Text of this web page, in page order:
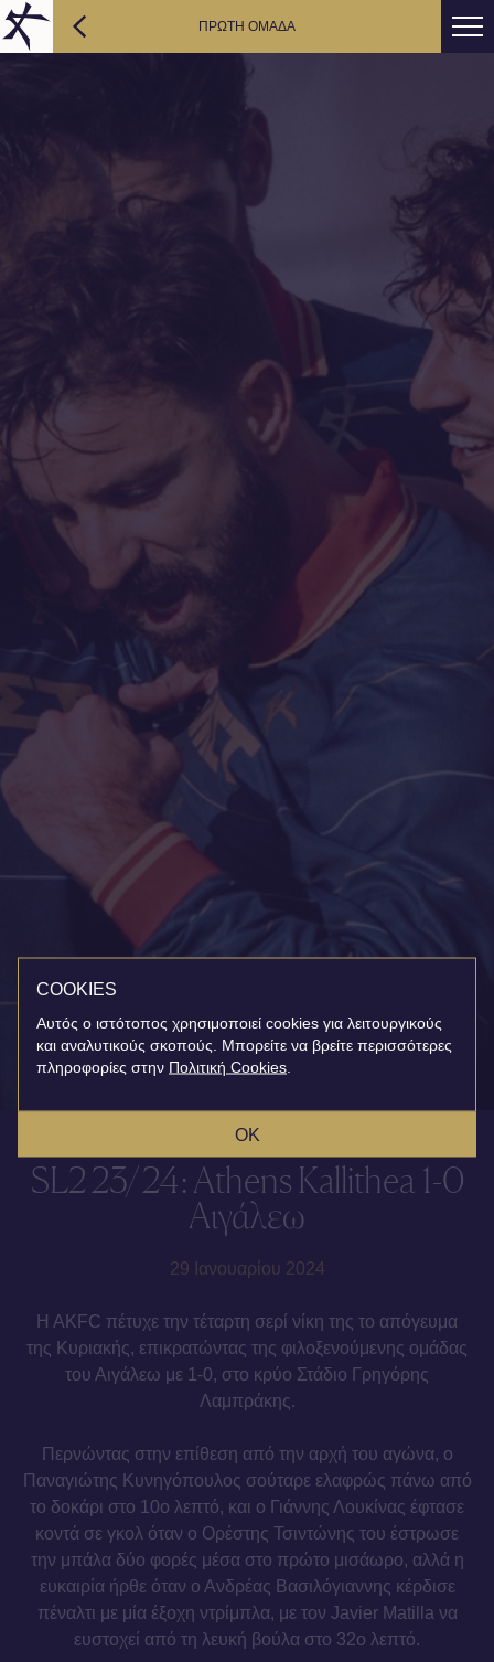
ΠΡΩΤΗ ΟΜΑΔΑ
SL2 23/24: Athens Kallithea 1-0
Αιγάλεω
29 Ιανουαρίου 2024
H AKFC πέτυχε την τέταρτη σερί νίκη της το απόγευμα
της Κυριακής, επικρατώντας της φιλοξενούμενης ομάδας
του Αιγάλεω με 1-0, στο κρύο Στάδιο Γρηγόρης
Λαμπράκης.
Περνώντας στην επίθεση από την αρχή του αγώνα, ο
Παναγιώτης Κυνηγόπουλος σούταρε ελαφρώς πάνω από
το δοκάρι στο 10ο λεπτό, και ο Γιάννης Λουκίνας έφτασε
κοντά σε γκολ όταν ο Ορέστης Τσιντώνης του έστρωσε
την μπάλα δύο φορές μέσα στο πρώτο μισάωρο, αλλά η
ευκαιρία ήρθε όταν ο Ανδρέας Βασιλόγιαννης κέρδισε
πέναλτι με μία έξοχη ντρίμπλα, με τον Javier Matilla να
ευστοχεί από τη λευκή βούλα στο 32ο λεπτό.
COOKIES
Αυτός ο ιστότοπος χρησιμοποιεί cookies για λειτουργικούς
και αναλυτικούς σκοπούς. Μπορείτε να βρείτε περισσότερες
πληροφορίες στην Πολιτική Cookies
OK